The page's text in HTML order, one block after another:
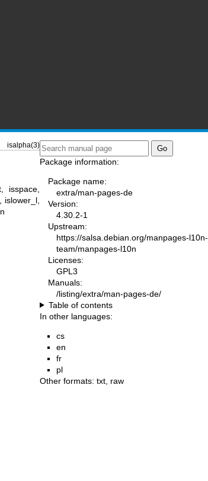
isalpha(3)
isspace,
Package information:
Package name:
extra/man-pages-de
Version:
4.30.2-1
Upstream:
https://salsa.debian.org/manpages-l10n-
team/manpages-l10n
Licenses:
GPL3
Manuals:
/listing/extra/man-pages-de/
Table of contents
In other languages:
cs
en
fr
pl
Other formats: txt raw